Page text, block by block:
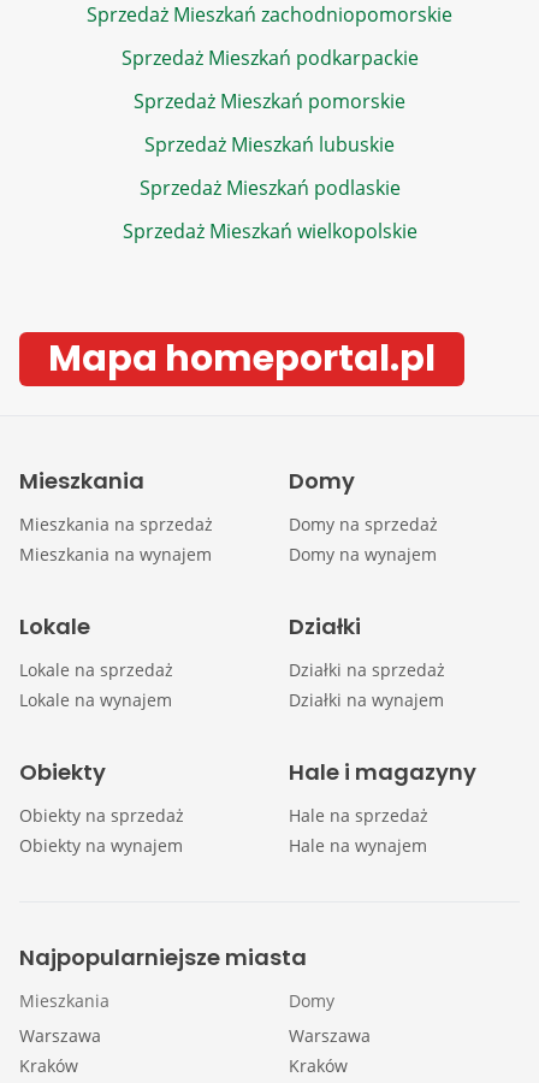
Sprzedaż Mieszkań zachodniopomorskie
Sprzedaż Mieszkań podkarpackie
Sprzedaż Mieszkań pomorskie
Sprzedaż Mieszkań lubuskie
Sprzedaż Mieszkań podlaskie
Sprzedaż Mieszkań wielkopolskie
Mapa homeportal.pl
Mieszkania
Mieszkania na sprzedaż
Mieszkania na wynajem
Domy
Domy na sprzedaż
Domy na wynajem
Lokale
Lokale na sprzedaż
Lokale na wynajem
Działki
Działki na sprzedaż
Działki na wynajem
Obiekty
Obiekty na sprzedaż
Obiekty na wynajem
Hale i magazyny
Hale na sprzedaż
Hale na wynajem
Najpopularniejsze miasta
Mieszkania
Warszawa
Kraków
Domy
Warszawa
Kraków